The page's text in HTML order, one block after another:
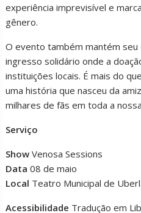
experiência imprevisível e
gênero.
O evento também mantém
ingresso solidário onde a
instituições locais. É mais do
uma história que nasceu da
milhares de fãs em toda a
Serviço
ShowVenosa Sessions
Data 08 de maio
Local Teatro Municipal de
Acessibilidade Tradução em